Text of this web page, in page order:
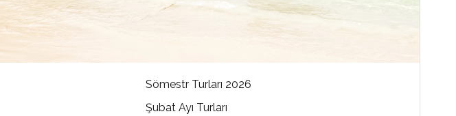
Sömestr Turları 2026
Şubat Ayı Turları